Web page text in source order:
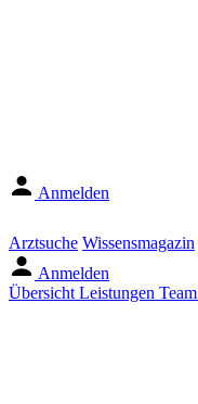
Anmelden
Arztsuche Wissensmagazin
Anmelden
Übersicht Leistungen Team